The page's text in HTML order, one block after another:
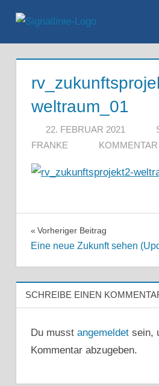
Inhalt
springen
weltraum_01
22. FEBRUAR 2021
FRANKE
Vorheriger Beitrag
Eine neue Zukunft sehen
SCHREIBE EINEN
Du musst angemeldetsein,
Kommentar abzugeben.